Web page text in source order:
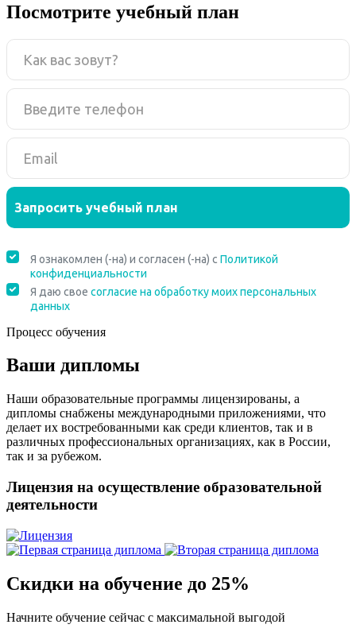
Посмотрите учебный план
Процесс обучения
Ваши дипломы
Наши образовательные программы лицензированы, а
дипломы снабжены международными приложениями, что
делает их востребованными как среди клиентов, так и в
различных профессиональных организациях, как в России,
так и за рубежом.
Лицензия на осуществление образовательной
деятельности
Скидки на обучение до 25%
Начните обучение сейчас с максимальной выгодой